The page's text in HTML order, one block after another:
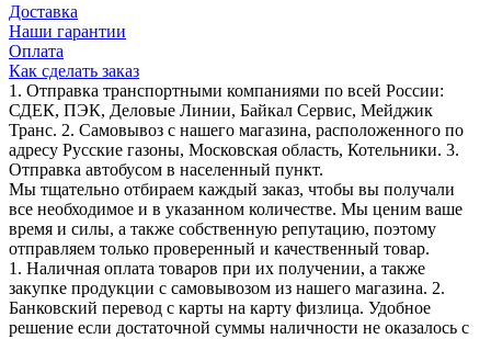
Доставка
Наши гарантии
Оплата
Как сделать заказ
1. Отправка транспортными компаниями по всей России:
СДЕК, ПЭК, Деловые Линии, Байкал Сервис, Мейджик
Транс. 2. Самовывоз с нашего магазина, расположенного по
адресу Русские газоны, Московская область, Котельники. 3.
Отправка автобусом в населенный пункт.
Мы тщательно отбираем каждый заказ, чтобы вы получали
все необходимое и в указанном количестве. Мы ценим ваше
время и силы, а также собственную репутацию, поэтому
отправляем только проверенный и качественный товар.
1. Наличная оплата товаров при их получении, а также
закупке продукции с самовывозом из нашего магазина. 2.
Банковский перевод с карты на карту физлица. Удобное
решение если достаточной суммы наличности не оказалось с